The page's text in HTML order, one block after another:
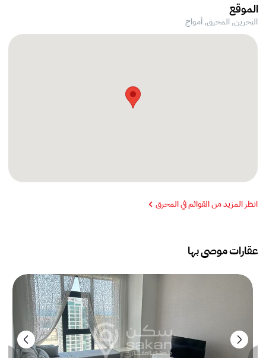
الموقع
البحرين, المحرق,أمواج
انظر المزيد من القوائم في المحرق
عقارات موصى بها